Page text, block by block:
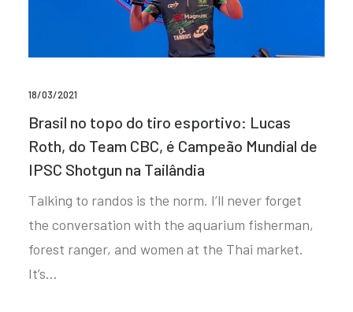
18/03/2021
Brasil no topo do tiro esportivo: Lucas
Roth, do Team CBC, é Campeão Mundial de
IPSC Shotgun na Tailândia
Talking to randos is the norm. I’ll never forget
the conversation with the aquarium fisherman,
forest ranger, and women at the Thai market.
It’s…